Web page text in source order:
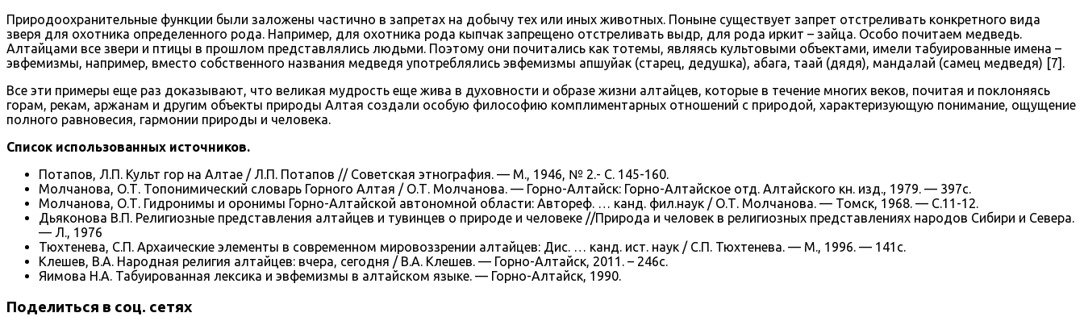
Природоохранительные функции были заложены частично в запретах на добычу тех или иных животных. Поныне существует запрет отстреливать конкретного вида
зверя для охотника определенного рода. Например, для охотника рода кыпчак запрещено отстреливать выдр, для рода иркит – зайца. Особо почитаем медведь.
Алтайцами все звери и птицы в прошлом представлялись людьми. Поэтому они почитались как тотемы, являясь культовыми объектами, имели табуированные имена –
эвфемизмы, например, вместо собственного названия медведя употреблялись эвфемизмы апшуйак (старец, дедушка), абага, таай (дядя), мандалай (самец медведя) [7].
Все эти примеры еще раз доказывают, что великая мудрость еще жива в духовности и образе жизни алтайцев, которые в течение многих веков, почитая и поклоняясь
горам, рекам, аржанам и другим объекты природы Алтая создали особую философию комплиментарных отношений с природой, характеризующую понимание, ощущение
полного равновесия, гармонии природы и человека.
Список использованных источников.
Потапов, Л.П. Культ гор на Алтае / Л.П. Потапов // Советская этнография. — М., 1946, № 2.- С. 145-160.
Молчанова, О.Т. Топонимический словарь Горного Алтая / О.Т. Молчанова. — Горно-Алтайск: Горно-Алтайское отд. Алтайского кн. изд., 1979. — 397с.
Молчанова, О.Т. Гидронимы и оронимы Горно-Алтайской автономной области: Автореф. … канд. фил.наук / О.Т. Молчанова. — Томск, 1968. — С.11-12.
Дьяконова В.П. Религиозные представления алтайцев и тувинцев о природе и человеке //Природа и человек в религиозных представлениях народов Сибири и Севера.
— Л., 1976
Тюхтенева, С.П. Архаические элементы в современном мировоззрении алтайцев: Дис. … канд. ист. наук / С.П. Тюхтенева. — М., 1996. — 141с.
Клешев, В.А. Народная религия алтайцев: вчера, сегодня / В.А. Клешев. — Горно-Алтайск, 2011. – 246с.
Яимова Н.А. Табуированная лексика и эвфемизмы в алтайском языке. — Горно-Алтайск, 1990.
Поделиться в соц. сетях